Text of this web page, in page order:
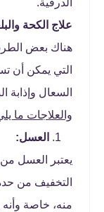
الدرقية.
علاج الكحة
هناك بعض الطرق
التي يمكن أن
السعال وإذابة
والعلاجات ما
العسل:
يعتبر العسل
التخفيف من
منه، خاصة وأنه